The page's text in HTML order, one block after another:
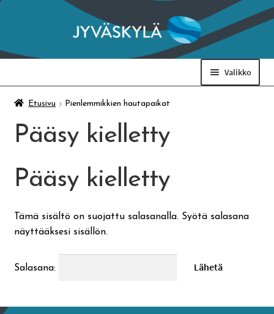
Siirry
navigointiin
Siirry
sisältöön
Valikko
Taidemuseo & Ratamo
Suomen käsityön museo
Skeittihalli
Varhaiskasvatus
Ateria- ja välipalamaksut
Etusivu Pienlemmikkien hautapaikat
Pääsy kielletty
Pääsy kielletty
Tämä sisältö on suojattu salasanalla. Syötä salasana
näyttääksesi sisällön.
Salasana: